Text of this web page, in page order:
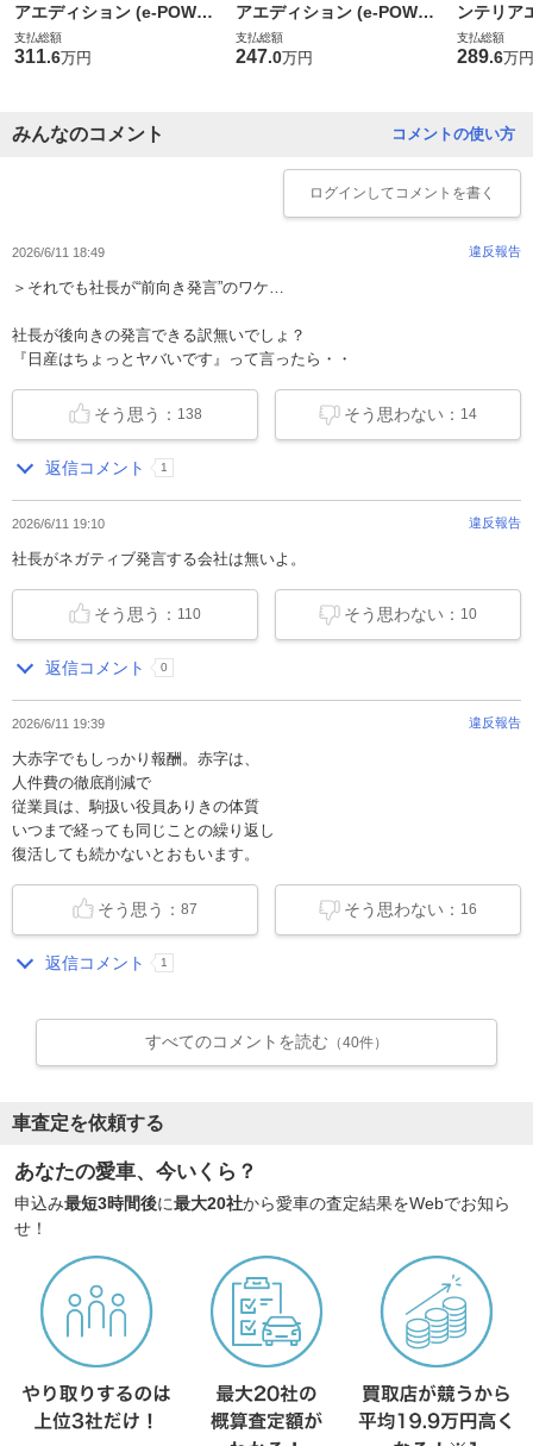
アエディション (e-POWE
R)
支払総額
311.6万円
アエディション (e-POWE
R)
支払総額
247.0万円
ンテリア
OWER)
支払総額
289.6万円
コメントの使い方
みんなのコメント
ログイン してコメントを書く
2026/6/11 18:49 違反報告
＞それでも社長が“前向き発言”のワケ…
社長が後向きの発言できる訳無いでしょ？
『日産はちょっとヤバいです』って言ったら・・
そう思わない： 14
そう思う： 138
返信コメント 1
2026/6/11 19:10 違反報告
社長がネガティブ発言する会社は無いよ。
そう思わない： 10
そう思う： 110
返信コメント 0
2026/6/11 19:39 違反報告
大赤字でもしっかり報酬。赤字は、
人件費の徹底削減で
従業員は、駒扱い役員ありきの体質
いつまで経っても同じことの繰り返し
復活しても続かないとおもいます。
そう思わない： 16
そう思う：87
返信コメント 1
すべてのコメントを読む （40件）
車査定を依頼する
あなたの愛車、今いくら？
申込み最短3時間後に最大20社から愛車の査定結果をWebでお知ら
せ！